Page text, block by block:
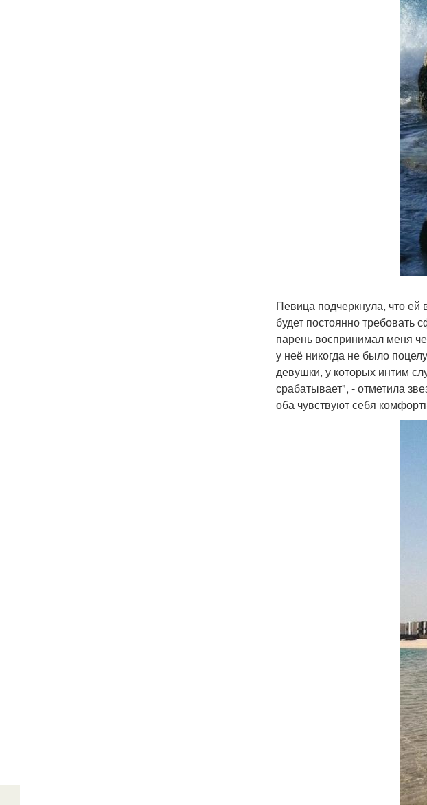
Певица подчеркнула, что
будет постоянно требовать
парень воспринимал меня
у неё никогда не было
девушки, у которых интим
срабатывает", - отметила
оба чувствуют себя